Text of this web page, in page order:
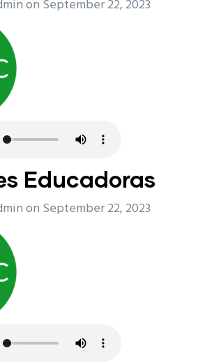
on September 22, 2023
Educadoras
on September 22, 2023